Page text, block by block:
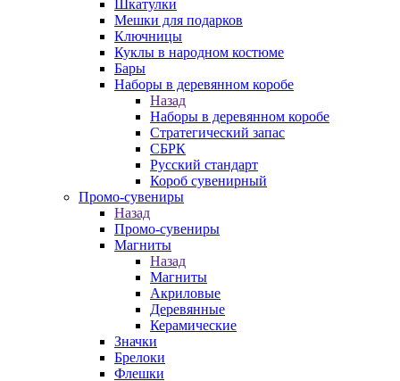
Шкатулки
Мешки для подарков
Ключницы
Куклы в народном костюме
Бары
Наборы в деревянном коробе
Назад
Наборы в деревянном коробе
Стратегический запас
СБРК
Русский стандарт
Короб сувенирный
Промо-сувениры
Назад
Промо-сувениры
Магниты
Назад
Магниты
Акриловые
Деревянные
Керамические
Значки
Брелоки
Флешки